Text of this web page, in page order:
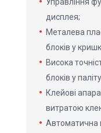
Управління
дисплея;
Металева
блоків у
Висока
блоків у
Клейові
витратою
Автоматична